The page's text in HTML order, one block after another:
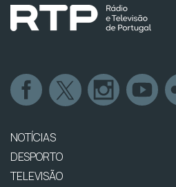
NOTÍCIAS
DESPORTO
TELEVISÃO